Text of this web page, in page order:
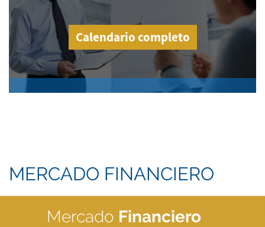
Calendario completo
MERCADO FINANCIERO
Mercado Financiero